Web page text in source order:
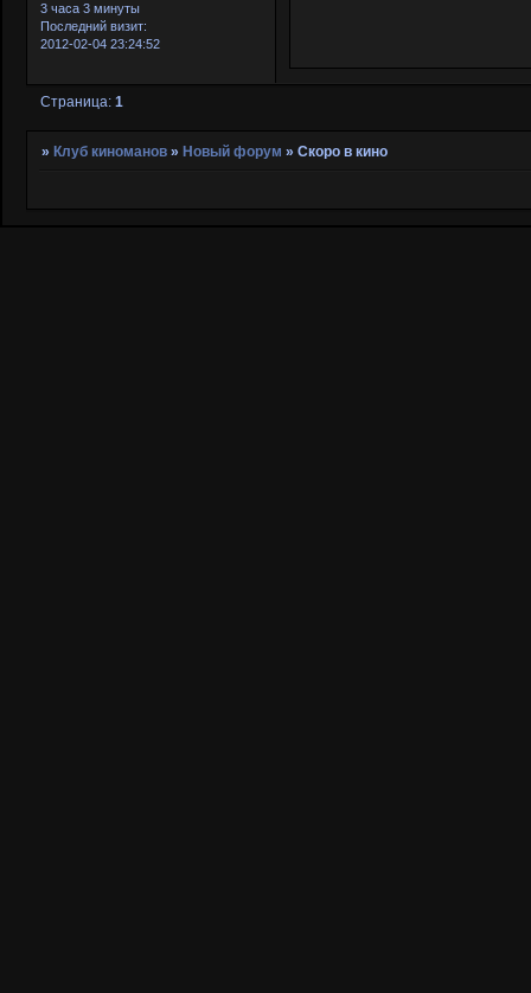
3 часа 3 минуты
Последний визит:
2012-02-04 23:24:52
Страница:1
» Клуб киноманов » Новый форум »Скоро в кино